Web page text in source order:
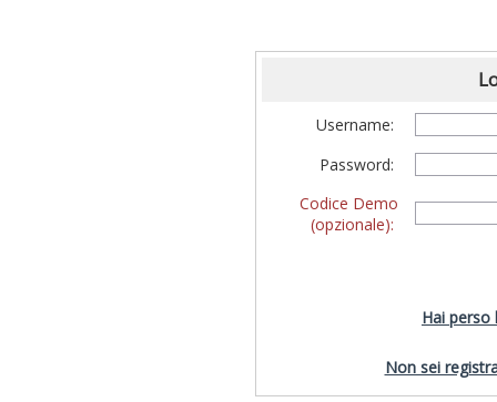
Username:
Password:
Codice Demo
(opzionale):
Hai perso
Non sei